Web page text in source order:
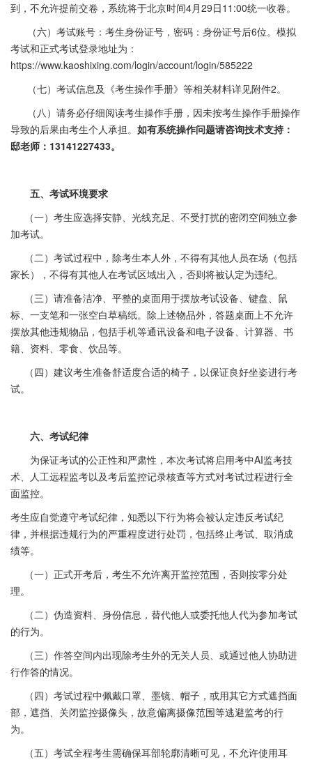
到，不允许提前交卷，系统将于北京时间4月29日11:00统一收卷。
（六）考试账号：考生身份证号，密码：身份证号后6位。模拟
考试和正式考试登录地址为：
https://www.kaoshixing.com/login/account/login/585222
（七）考试信息及《考生操作手册》等相关材料详见附件2。
（八）请务必仔细阅读考生操作手册，因未按考生操作手册操作
导致的后果由考生个人承担。 如有系统操作问题请咨询技术支持：
邸老师：13141227433。
五、考试环境要求
（一）考生应选择安静、光线充足、不受打扰的密闭空间独立参
加考试。
（二）考试过程中，除考生本人外，不得有其他人员在场（包括
家长），不得有其他人在考试区域出入，否则将被认定为违纪。
（三）请准备洁净、平整的桌面用于摆放考试设备、键盘、鼠
标、一支笔和一张空白草稿纸。除上述物品外，答题桌面上不允许
摆放其他违规物品，包括手机等通讯设备和电子设备、计算器、书
籍、资料、零食、饮品等。
（四）建议考生准备舒适度合适的椅子，以保证良好坐姿进行考
试。
六、考试纪律
为保证考试的公正性和严肃性，本次考试将启用考中AI监考技
术、人工远程监考以及考后监控记录核查等方式对考试过程进行全
面监控。
考生应自觉遵守考试纪律，知悉以下行为将会被认定违反考试纪
律，并根据违规行为的严重程度进行处罚，包括终止考试、取消成
绩等。
（一）正式开考后，考生不允许离开监控范围，否则按零分处
理。
（二）伪造资料、身份信息，替代他人或委托他人代为参加考试
的行为。
（三）作答空间内出现除考生外的无关人员、或通过他人协助进
行作答的情况。
（四）考试过程中佩戴口罩、墨镜、帽子，或用其它方式遮挡面
部，遮挡、关闭监控摄像头，故意偏离摄像范围等逃避监考的行
为。
（五）考试全程考生需确保耳部轮廓清晰可见，不允许使用耳